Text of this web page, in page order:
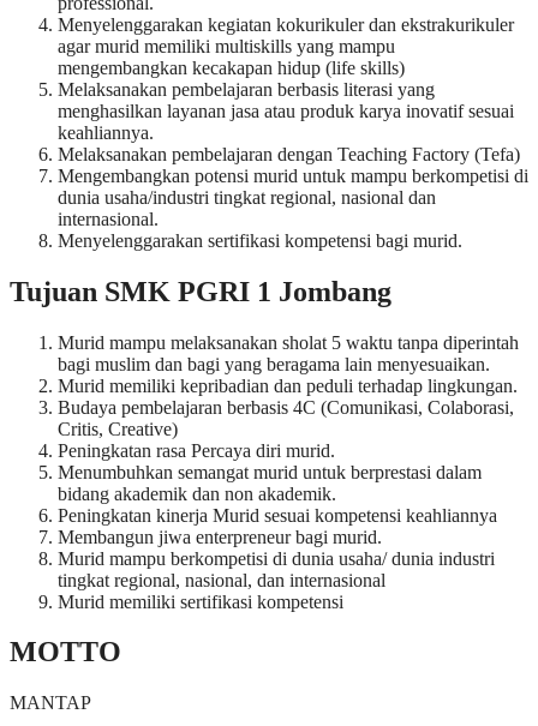
Menyelenggarakan kegiatan kokurikuler dan ekstrakurikuler
agar murid memiliki multiskills yang mampu
mengembangkan kecakapan hidup (life skills)
Melaksanakan pembelajaran berbasis literasi yang
menghasilkan layanan jasa atau produk karya inovatif sesuai
keahliannya.
Melaksanakan pembelajaran dengan Teaching Factory (Tefa)
Mengembangkan potensi murid untuk mampu berkompetisi di
dunia usaha/industri tingkat regional, nasional dan
internasional.
Menyelenggarakan sertifikasi kompetensi bagi murid.
Tujuan SMK PGRI 1 Jombang
Murid mampu melaksanakan sholat 5 waktu tanpa diperintah
bagi muslim dan bagi yang beragama lain menyesuaikan.
Murid memiliki kepribadian dan peduli terhadap lingkungan.
Budaya pembelajaran berbasis 4C (Comunikasi, Colaborasi,
Critis, Creative)
Peningkatan rasa Percaya diri murid.
Menumbuhkan semangat murid untuk berprestasi dalam
bidang akademik dan non akademik.
Peningkatan kinerja Murid sesuai kompetensi keahliannya
Membangun jiwa enterpreneur bagi murid.
Murid mampu berkompetisi di dunia usaha/ dunia industri
tingkat regional, nasional, dan internasional
Murid memiliki sertifikasi kompetensi
MOTTO
MANTAP